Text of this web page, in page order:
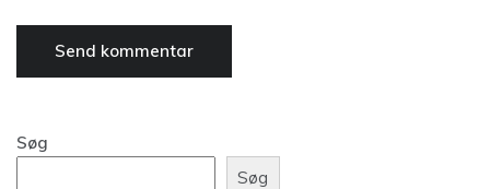
Søg
Søg